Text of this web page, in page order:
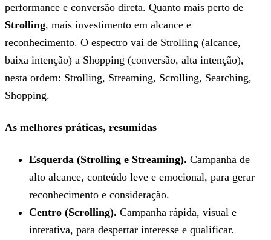
performance e conversão direta. Quanto mais perto de
Strolling, mais investimento em alcance e
reconhecimento. O espectro vai de Strolling (alcance,
baixa intenção) a Shopping (conversão, alta intenção),
nesta ordem: Strolling, Streaming, Scrolling, Searching,
Shopping.
As melhores práticas, resumidas
Esquerda (Strolling e Streaming). Campanha de
alto alcance, conteúdo leve e emocional, para gerar
reconhecimento e consideração.
Centro (Scrolling). Campanha rápida, visual e
interativa, para despertar interesse e qualificar.